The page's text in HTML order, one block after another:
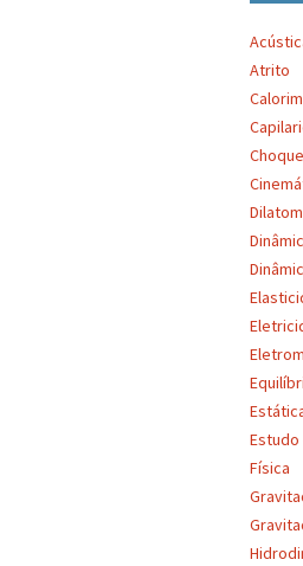
Atrito
Física